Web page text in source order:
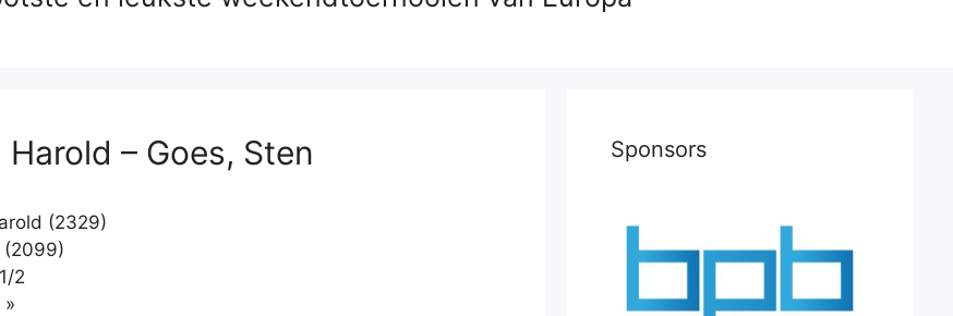
Harold – Goes, Sten
(2329)
(2099)
2
Sponsors